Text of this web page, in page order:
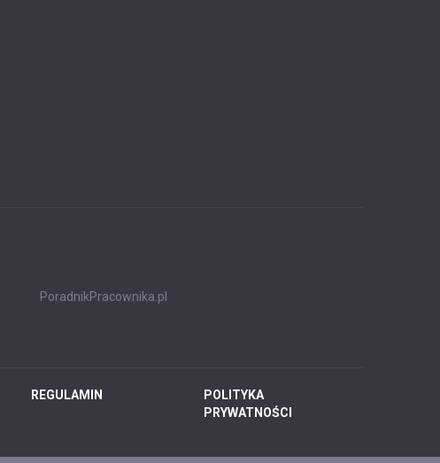
PoradnikPracownika.pl
REGULAMIN
POLITYKA
PRYWATNOŚCI